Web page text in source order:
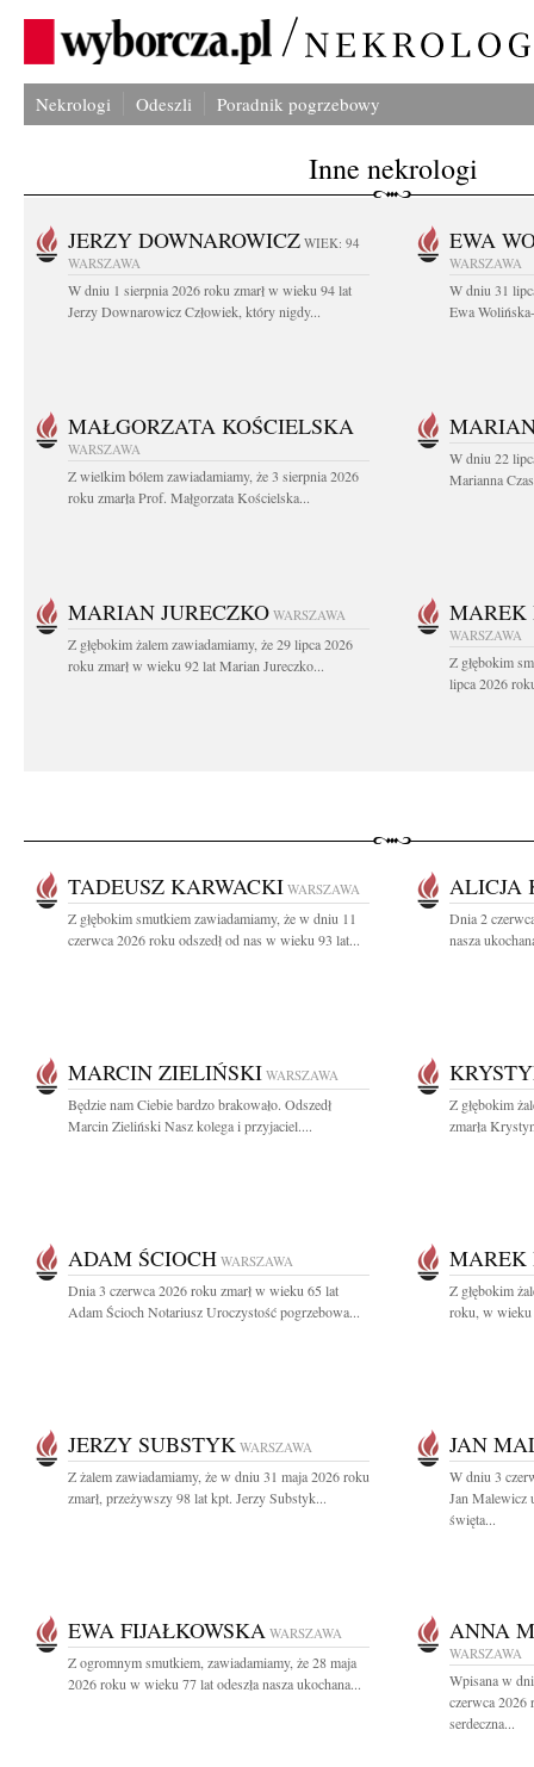
Nekrologi Odeszli Poradnik pogrzebowy
Inne nekrologi
JERZY DOWNAROWICZ WIEK: 94
WARSZAWA
W dniu 1 sierpnia 2026 roku zmarł w wieku 94 lat
Jerzy Downarowicz Człowiek, który nigdy...
EWA
WARSZAWA
W dniu 31
Ewa
MAŁGORZATA KOŚCIELSKA
WARSZAWA
Z wielkim bólem zawiadamiamy, że 3 sierpnia 2026
roku zmarła Prof. Małgorzata Kościelska...
W dniu 22
Marianna
MARIAN JURECZKO WARSZAWA
Z głębokim żalem zawiadamiamy, że 29 lipca 2026
roku zmarł w wieku 92 lat Marian Jureczko...
MAREK
WARSZAWA
Z głębokim
lipca 2026
TADEUSZ KARWACKI WARSZAWA
Z głębokim smutkiem zawiadamiamy, że w dniu 11
czerwca 2026 roku odszedł od nas w wieku 93 lat...
ALICJA
Dnia 2
nasza
MARCIN ZIELIŃSKI WARSZAWA
Będzie nam Ciebie bardzo brakowało. Odszedł
Marcin Zieliński Nasz kolega i przyjaciel....
Z głębokim
zmarła
ADAM ŚCIOCH WARSZAWA
Dnia 3 czerwca 2026 roku zmarł w wieku 65 lat
Adam Ścioch Notariusz Uroczystość pogrzebowa...
MAREK
Z głębokim
roku, w wieku
JERZY SUBSTYK WARSZAWA
Z żalem zawiadamiamy, że w dniu 31 maja 2026 roku
zmarł, przeżywszy 98 lat kpt. Jerzy Substyk...
JAN
W dniu 3
Jan Malewicz
święta...
EWA FIJAŁKOWSKA WARSZAWA
Z ogromnym smutkiem, zawiadamiamy, że 28 maja
2026 roku w wieku 77 lat odeszła nasza ukochana...
ANNA
WARSZAWA
Wpisana w
czerwca 2026
serdeczna...